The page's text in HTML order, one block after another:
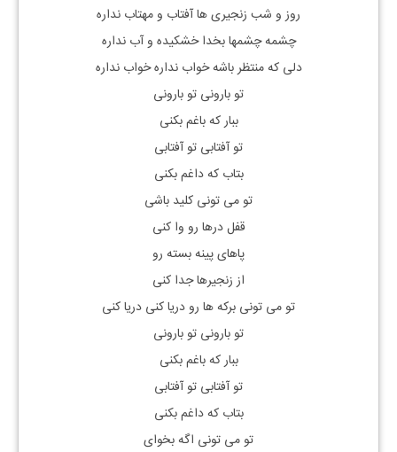
روز و شب زنجیری ها آفتاب و مهتاب نداره
چشمه چشمها بخدا خشکیده و آب نداره
دلی که منتظر باشه خواب نداره خواب نداره
تو بارونی تو بارونی
ببار که باغم بکنی
تو آفتابی تو آفتابی
بتاب که داغم بکنی
تو می تونی کلید باشی
قفل درها رو وا کنی
پاهای پینه بسته رو
از زنجیرها جدا کنی
تو می تونی برکه ها رو دریا کنی دریا کنی
تو بارونی تو بارونی
ببار که باغم بکنی
تو آفتابی تو آفتابی
بتاب که داغم بکنی
تو می تونی اگه بخوای